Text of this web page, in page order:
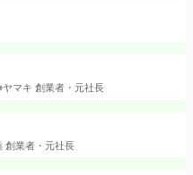
ヤマキ 創業者・元社長
創業者・元社長